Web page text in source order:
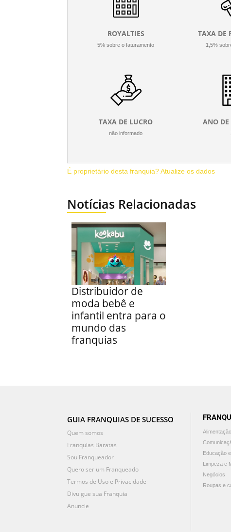
ROYALTIES
5% sobre o faturamento
TAXA DE
1,5%
TAXA DE LUCRO
não informado
ANO
É proprietário desta franquia? Atualize os dados
Notícias Relacionadas
Distribuidor de
moda bebê e
infantil entra para o
mundo das
franquias
GUIA FRANQUIAS DE SUCESSO
Quem somos
Franquias Baratas
Sou Franqueador
Quero ser um Franqueado
Termos de Uso e Privacidade
Divulgue sua Franquia
Anuncie
Alimentação
Educação
Limpeza e
Negócios
Roupas e